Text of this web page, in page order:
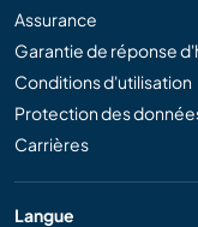
Assurance
Garantie de réponse
Conditions d'utilisation
Protection des
Carrières
Langue